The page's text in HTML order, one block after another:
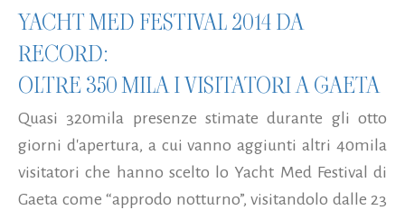
YACHT MED FESTIVAL 2014 DA
RECORD:
OLTRE 350 MILA I VISITATORI A GAETA
Quasi 320mila presenze stimate durante gli otto
giorni d'apertura, a cui vanno aggiunti altri 40mila
visitatori che hanno scelto lo Yacht Med Festival di
Gaeta come “approdo notturno”, visitandolo dalle 23